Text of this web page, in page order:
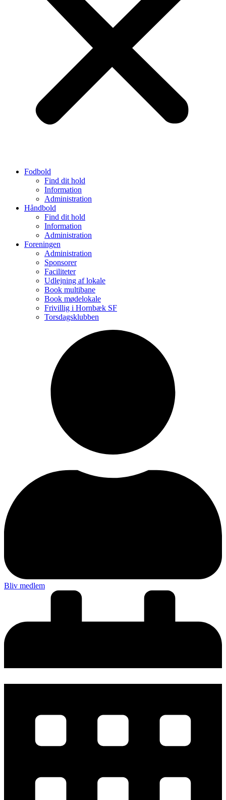
Fodbold
Find dit hold
Information
Administration
Håndbold
Find dit hold
Information
Administration
Foreningen
Administration
Sponsorer
Faciliteter
Udlejning af lokale
Book multibane
Book mødelokale
Frivillig i Hornbæk SF
Torsdagsklubben
Bliv medlem